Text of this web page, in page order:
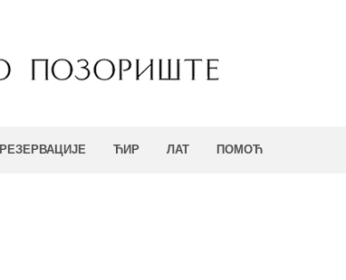
РЕЗЕРВАЦИЈЕ ЋИР ЛАТ ПОМОЋ